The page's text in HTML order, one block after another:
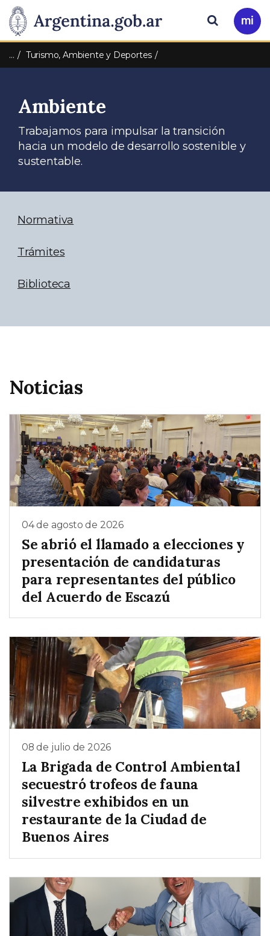
Presidencia
de
Nación
Pasar al contenido principal
Ir
a
Buscar
… Turismo, Ambiente y Deportes
Ambiente
Trabajamos para impulsar la transición
hacia un modelo de desarrollo sostenible y
sustentable.
Normativa
Trámites
Biblioteca
Noticias
04 de agosto de 2026
Se abrió el llamado a elecciones y
presentación de candidaturas
para representantes del público
del Acuerdo de Escazú
08 de julio de 2026
La Brigada de Control Ambiental
secuestró trofeos de fauna
silvestre exhibidos en un
restaurante de la Ciudad de
Buenos Aires